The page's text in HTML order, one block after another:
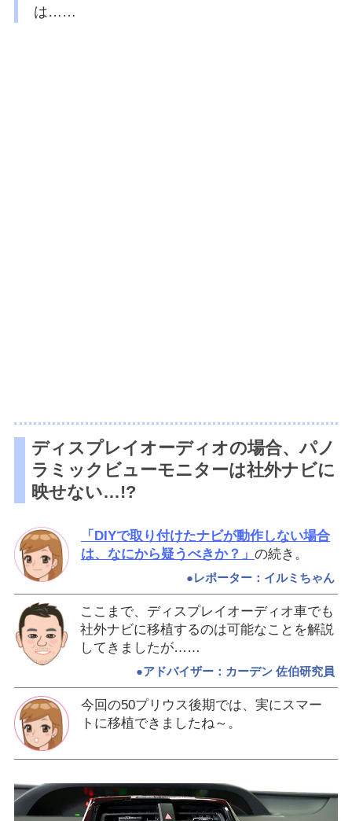
は……
ディスプレイオーディオの場合、パノ
ラミックビューモニターは社外ナビに
映せない…!?
「DIYで取り付けたナビが動作しない場合
は、なにから疑うべきか？」 の続き。
●レポーター：イルミちゃん
ここまで、ディスプレイオーディオ車でも
社外ナビに移植するのは可能なことを解説
してきましたが……
●アドバイザー：カーデン 佐伯研究員
今回の50プリウス後期では、実にスマー
トに移植できましたね～。